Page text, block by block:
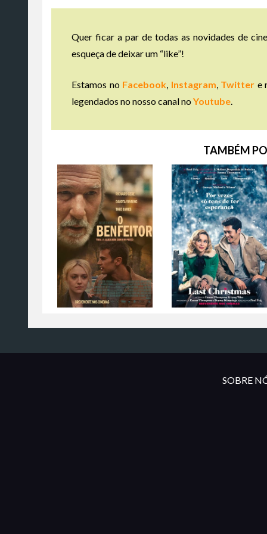
Quer ficar a par de todas as novidades de
esqueça de deixar um “like”!
Estamos no Facebook, Instagram, Twitter e
legendados no nosso canal noYoutube.
TAMBÉM
SOBRE